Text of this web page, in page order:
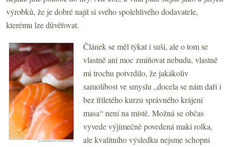
výrobků, že je dobré najít si svého spolehlivého dodavatele,
kterému lze důvěřovat.
Článek se měl týkat i suši, ale o tom se
vlastně ani moc zmiňovat nebudu, vlastně
mi trochu potvrdilo, že jakákoliv
samolibost ve smyslu „docela se nám daří i
bez tříletého kurzu správného krájení
masa“ není na místě. Možná se občas
vyvede výjimečně povedená maki rolka,
ale kvalitního výsledku nejsme schopni